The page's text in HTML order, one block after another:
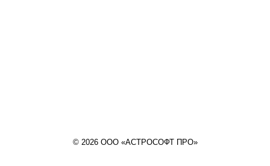
© 2026 ООО «АСТРОСОФТ ПРО»